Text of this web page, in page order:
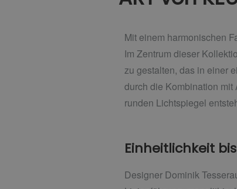
Mit einem harmonischen
Im Zentrum dieser
zu gestalten, das in einer
durch die Kombination
runden Lichtspiegel
Einheitlichkeit
Designer Dominik